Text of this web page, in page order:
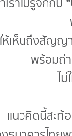
ให้เห็นถึงสัญ
พร้อมถ่
ไ
แนวคิดนี้สะท้